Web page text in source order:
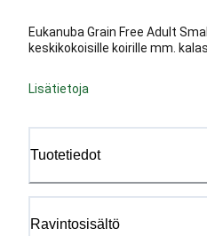
Eukanuba Grain Free Adult
keskikokoisille koirille mm.
Lisätietoja
Tuotetiedot
Ravintosisältö